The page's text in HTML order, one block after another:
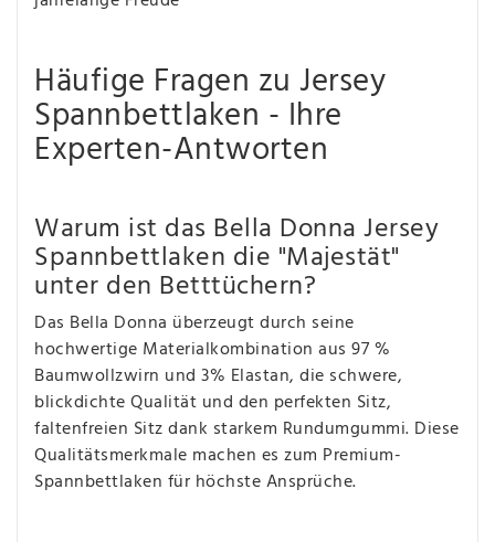
Häufige Fragen zu Jersey
Spannbettlaken - Ihre
Experten-Antworten
Warum ist das Bella Donna Jersey
Spannbettlaken die "Majestät"
unter den Betttüchern?
Das Bella Donna überzeugt durch seine
hochwertige Materialkombination aus 97 %
Baumwollzwirn und 3% Elastan, die schwere,
blickdichte Qualität und den perfekten Sitz,
faltenfreien Sitz dank starkem Rundumgummi. Diese
Qualitätsmerkmale machen es zum Premium-
Spannbettlaken für höchste Ansprüche.